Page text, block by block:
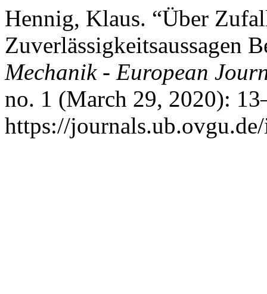
Hennig, Klaus. “Über
Zuverlässigkeitsaussagen
Mechanik - European
no. 1 (March 29, 2020):
https://